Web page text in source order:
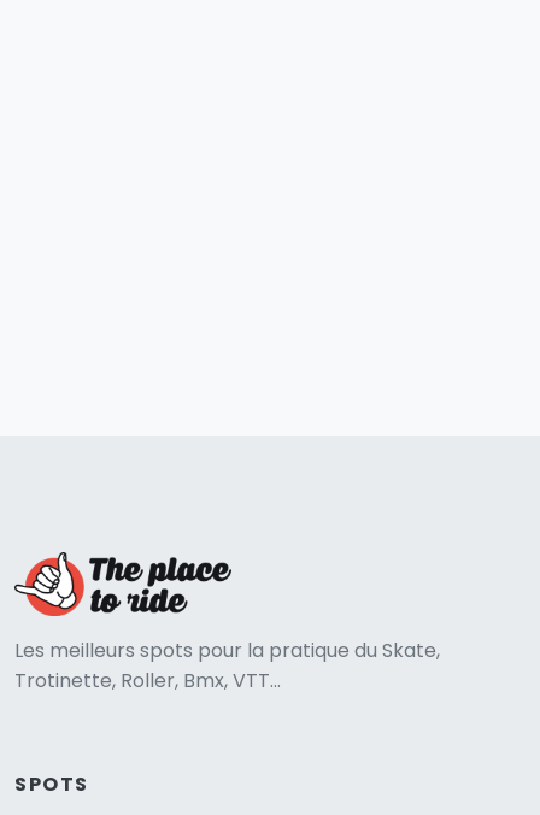
Les meilleurs spots pour la pratique du Skate,
Trotinette, Roller, Bmx, VTT...
SPOTS